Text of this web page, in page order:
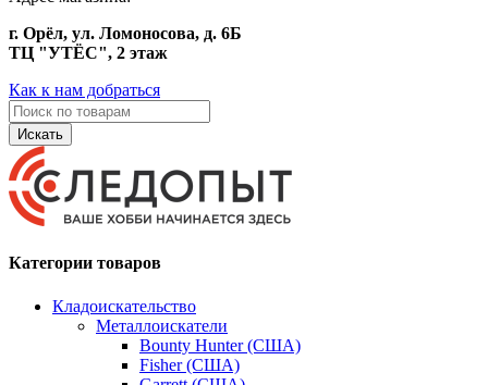
г. Орёл, ул. Ломоносова, д. 6Б
ТЦ "УТЁС", 2 этаж
Как к нам добраться
Искать
Категории товаров
Кладоискательство
Металлоискатели
Bounty Hunter (США)
Fisher (США)